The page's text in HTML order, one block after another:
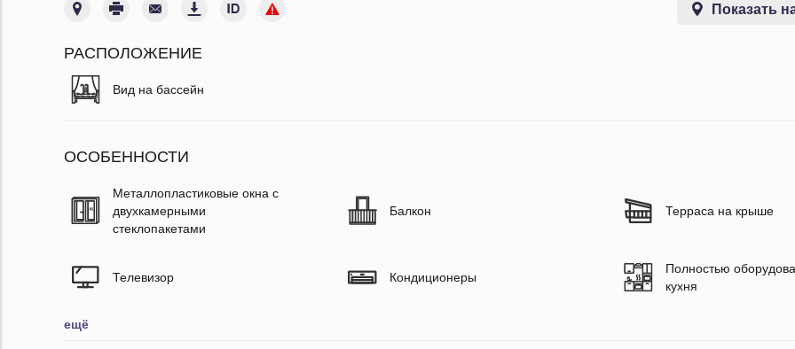
Показать
РАСПОЛОЖЕНИЕ
Вид на бассейн
ОСОБЕННОСТИ
Металлопластиковые окна с
двухкамерными
стеклопакетами
Балкон Терраса на крыше
Телевизор Кондиционеры
Полностью
кухня
ещё